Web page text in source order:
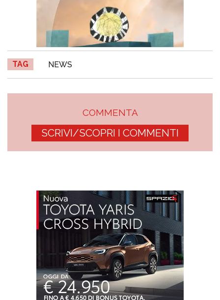
TAG NEWS
COMMENTA
SCRIVI/SCOPRI I COMMENTI